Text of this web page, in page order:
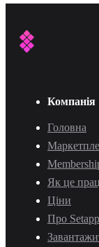
Компанія
Головна
Як це
Ціни
Про Setapp